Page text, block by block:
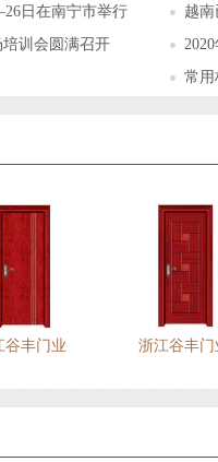
日在南宁市举行
训会圆满召开
越
常用
谷丰门业 浙江谷丰门